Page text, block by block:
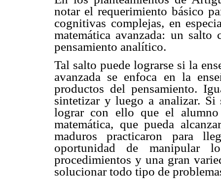
notar el requerimiento básico
cognitivas complejas, en
matemática avanzada: un
pensamiento analítico.
Tal salto puede lograrse si la
avanzada se enfoca en la
productos del pensamiento.
sintetizar y luego a analizar. Si
lograr con ello que el alumno
matemática, que pueda
maduros practicaron para
oportunidad de
procedimientos y una gran
solucionar todo tipo de